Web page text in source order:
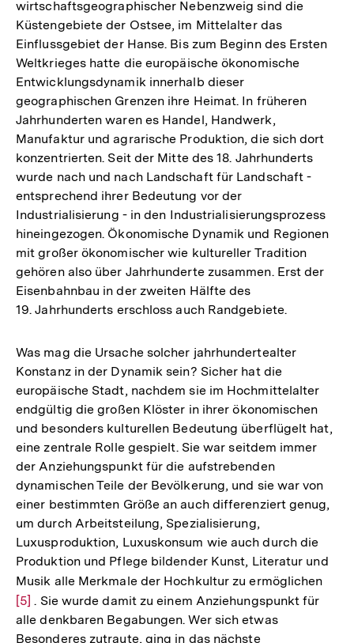
wirtschaftsgeographischer Nebenzweig sind die
Küstengebiete der Ostsee, im Mittelalter das
Einflussgebiet der Hanse. Bis zum Beginn des Ersten
Weltkrieges hatte die europäische ökonomische
Entwicklungsdynamik innerhalb dieser
geographischen Grenzen ihre Heimat. In früheren
Jahrhunderten waren es Handel, Handwerk,
Manufaktur und agrarische Produktion, die sich dort
konzentrierten. Seit der Mitte des 18. Jahrhunderts
wurde nach und nach Landschaft für Landschaft -
entsprechend ihrer Bedeutung vor der
Industrialisierung - in den Industrialisierungsprozess
hineingezogen. Ökonomische Dynamik und Regionen
mit großer ökonomischer wie kultureller Tradition
gehören also über Jahrhunderte zusammen. Erst der
Eisenbahnbau in der zweiten Hälfte des
19. Jahrhunderts erschloss auch Randgebiete.
Was mag die Ursache solcher jahrhundertealter
Konstanz in der Dynamik sein? Sicher hat die
europäische Stadt, nachdem sie im Hochmittelalter
endgültig die großen Klöster in ihrer ökonomischen
und besonders kulturellen Bedeutung überflügelt hat,
eine zentrale Rolle gespielt. Sie war seitdem immer
der Anziehungspunkt für die aufstrebenden
dynamischen Teile der Bevölkerung, und sie war von
einer bestimmten Größe an auch differenziert genug,
um durch Arbeitsteilung, Spezialisierung,
Luxusproduktion, Luxuskonsum wie auch durch die
Produktion und Pflege bildender Kunst, Literatur und
Musik alle Merkmale der Hochkultur zu ermöglichen
[5] . Sie wurde damit zu einem Anziehungspunkt für
alle denkbaren Begabungen. Wer sich etwas
Besonderes zutraute, ging in das nächste